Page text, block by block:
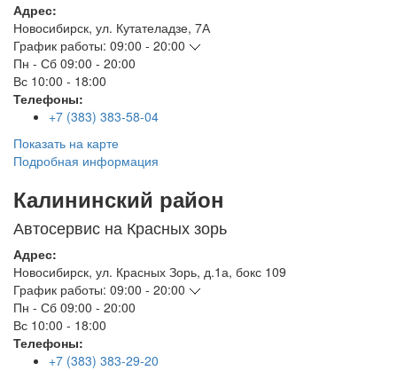
Адрес:
Новосибирск, ул. Кутателадзе, 7А
График работы: 09:00 - 20:00
Пн - Сб 09:00 - 20:00
Вс 10:00 - 18:00
Телефоны:
+7 (383) 383-58-04
Показать на карте
Подробная информация
Калининский район
Автосервис на Красных зорь
Адрес:
Новосибирск, ул. Красных Зорь, д.1а, бокс 109
График работы: 09:00 - 20:00
Пн - Сб 09:00 - 20:00
Вс 10:00 - 18:00
Телефоны:
+7 (383) 383-29-20